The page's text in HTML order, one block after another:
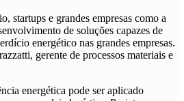
startups e grandes empresas como a
de soluções capazes de
energético nas grandes empresas.
gerente de processos materiais e
energética pode ser aplicado